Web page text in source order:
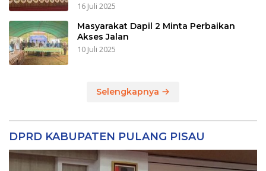
16 Juli 2025
Masyarakat Dapil 2 Minta Perbaikan
Akses Jalan
10 Juli 2025
Selengkapnya
DPRD KABUPATEN PULANG PISAU